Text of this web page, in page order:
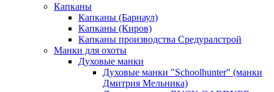
Капканы
Капканы (Барнаул)
Капканы (Киров)
Капканы производства Средуралстрой
Манки для охоты
Духовые манки
Духовые манки "Schoolhunter" (манки
Дмитрия Мельника)